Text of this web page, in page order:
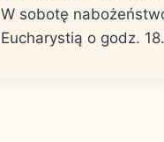
W sobotę
Eucharystią o godz.